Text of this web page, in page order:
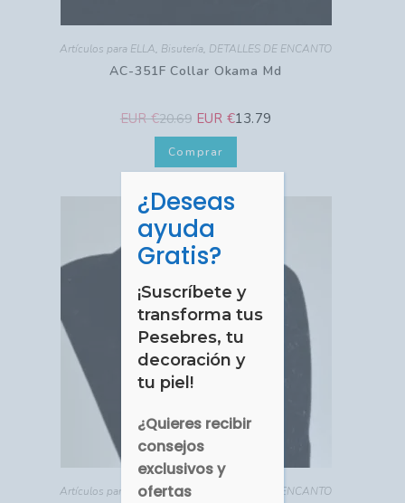
Artículos para ELLA, Bisutería, DETALLES DE ENCANTO
AC-351F Collar Okama Md
EUR €20.69 EUR €13.79
Comprar
Artículos para ELLA,Bisutería DETALLES DE ENCANTO
¿Deseas
ayuda
Gratis?
¡Suscríbete y
transforma tus
Pesebres, tu
decoración y
tu piel!
¿Quieres recibir
consejos
exclusivos y
ofertas